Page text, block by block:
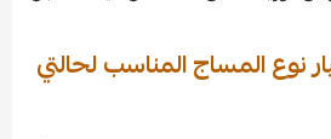
نوع المساج المناسب لحالتي